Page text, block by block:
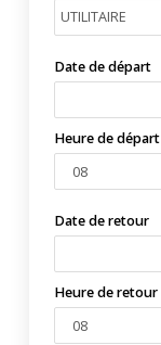
Date de départ
Heure de départ
Date de retour
Heure de retour